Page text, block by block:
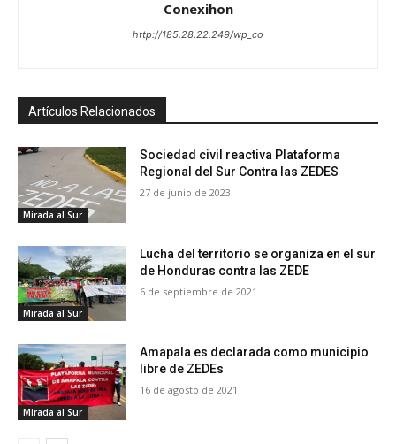
Conexihon
http://185.28.22.249/wp_co
Artículos Relacionados
Mirada al Sur
Sociedad civil reactiva Plataforma
Regional del Sur Contra las ZEDES
27 de junio de 2023
Mirada al Sur
Lucha del territorio se organiza en el sur
de Honduras contra las ZEDE
6 de septiembre de 2021
Mirada al Sur
Amapala es declarada como municipio
libre de ZEDEs
16 de agosto de 2021